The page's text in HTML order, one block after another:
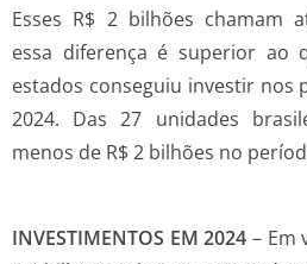
Esses R$ 2 bilhões chamam
essa diferença é superior ao
estados conseguiu investir nos
2024. Das 27 unidades
menos de R$ 2 bilhões no
INVESTIMENTOS EM 2024 – Em